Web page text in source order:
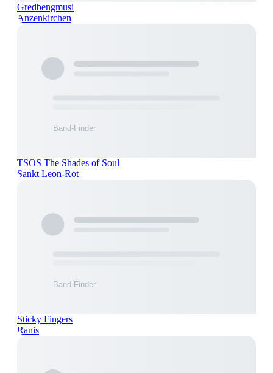
Gredbengmusi
Anzenkirchen
TSOS The Shades of Soul
Sankt Leon-Rot
Sticky Fingers
Ranis